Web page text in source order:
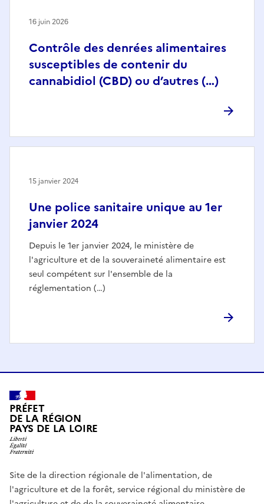
Contrôle des denrées alimentaires
susceptibles de contenir du
cannabidiol (CBD) ou d’autres (…)
16 juin 2026
Une police sanitaire unique au 1er
janvier 2024
Depuis le 1er janvier 2024, le ministère de
l'agriculture et de la souveraineté alimentaire est
seul compétent sur l'ensemble de la
réglementation (…)
15 janvier 2024
PRÉFET
DE LA RÉGION
PAYS DE LA LOIRE
Site de la direction régionale de l'alimentation, de
l'agriculture et de la forêt, service régional du ministère de